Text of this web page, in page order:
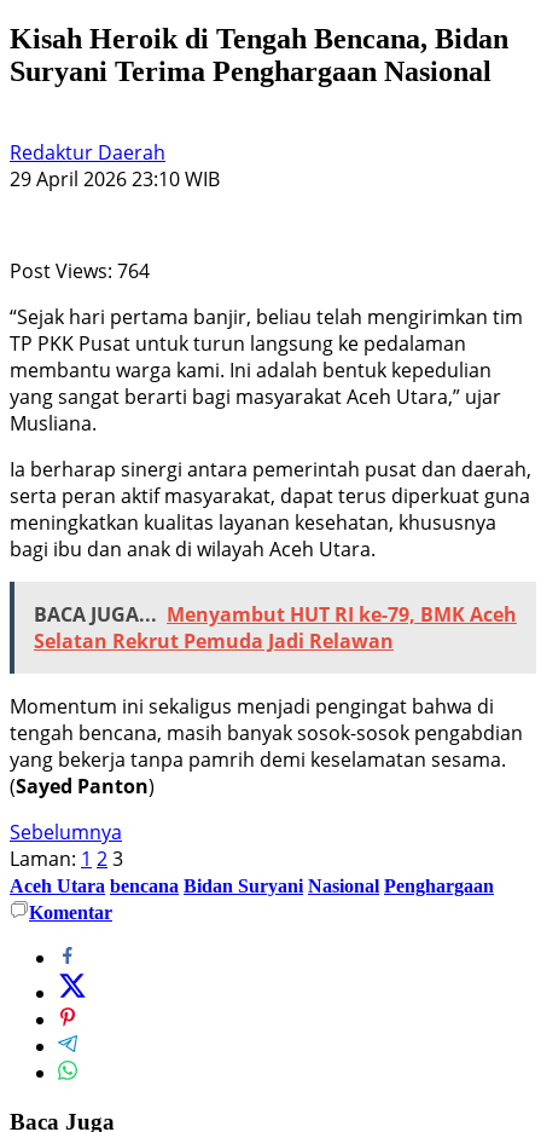
Kisah Heroik di Tengah Bencana, Bidan
Suryani Terima Penghargaan Nasional
Redaktur Daerah
29 April 2026 23:10 WIB
Post Views: 764
“Sejak hari pertama banjir, beliau telah mengirimkan tim
TP PKK Pusat untuk turun langsung ke pedalaman
membantu warga kami. Ini adalah bentuk kepedulian
yang sangat berarti bagi masyarakat Aceh Utara,” ujar
Musliana.
Ia berharap sinergi antara pemerintah pusat dan daerah,
serta peran aktif masyarakat, dapat terus diperkuat guna
meningkatkan kualitas layanan kesehatan, khususnya
bagi ibu dan anak di wilayah Aceh Utara.
BACA JUGA... Menyambut HUT RI ke-79, BMK Aceh
Selatan Rekrut Pemuda Jadi Relawan
Momentum ini sekaligus menjadi pengingat bahwa di
tengah bencana, masih banyak sosok-sosok pengabdian
yang bekerja tanpa pamrih demi keselamatan sesama.
(Sayed Panton)
Sebelumnya
Laman: 1 23
Aceh Utara bencana Bidan Suryani Nasional Penghargaan
Komentar
Baca Juga